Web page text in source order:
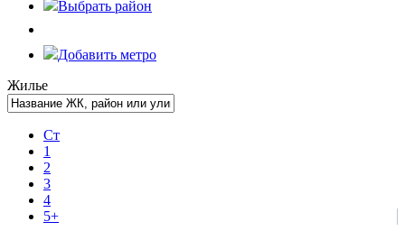
Выбрать район
Добавить метро
Жилье
Ст
1
2
3
4
5+